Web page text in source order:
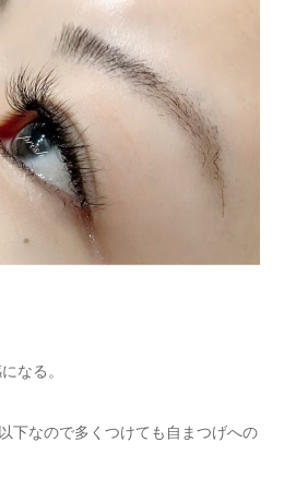
なる。
下なので多くつけても自まつげへの